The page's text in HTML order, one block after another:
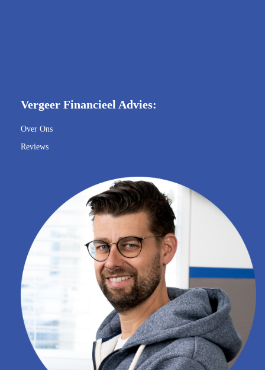
Vergeer Financieel Advies:
Over Ons
Reviews